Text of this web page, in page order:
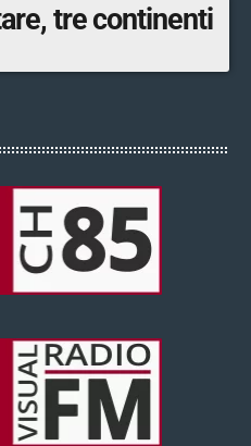
tre continenti